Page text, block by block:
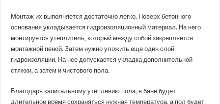
Монтаж их выполняется достаточно легко. Поверх бетонного
основания укладывается гидроизоляционный материал. На него
монтируется утеплитель, который между собой закрепляется
монтажной пеной. Затем нужно уложить еще один слой
гидроизоляции. На нее допускается укладка дополнительной
стяжки, а затем и чистового пола.
Благодаря капитальному утеплению пола, в бане будет
длительное время сохраняться нужная температура, а пол будет